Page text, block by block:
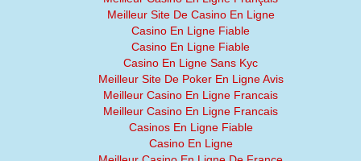
Meilleur Site De Casino En Ligne
Casino En Ligne Fiable
Casino En Ligne Fiable
Casino En Ligne Sans Kyc
Meilleur Site De Poker En Ligne Avis
Meilleur Casino En Ligne Francais
Meilleur Casino En Ligne Francais
Casinos En Ligne Fiable
Casino En Ligne